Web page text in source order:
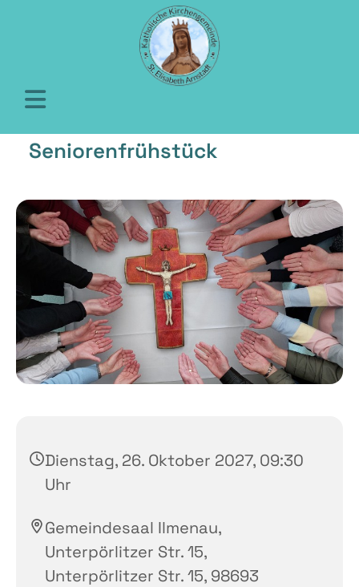
Seniorenfrühstück
Dienstag, 26. Oktober 2027, 09:30
Uhr
Gemeindesaal Ilmenau,
Unterpörlitzer Str. 15,
Unterpörlitzer Str. 15, 98693